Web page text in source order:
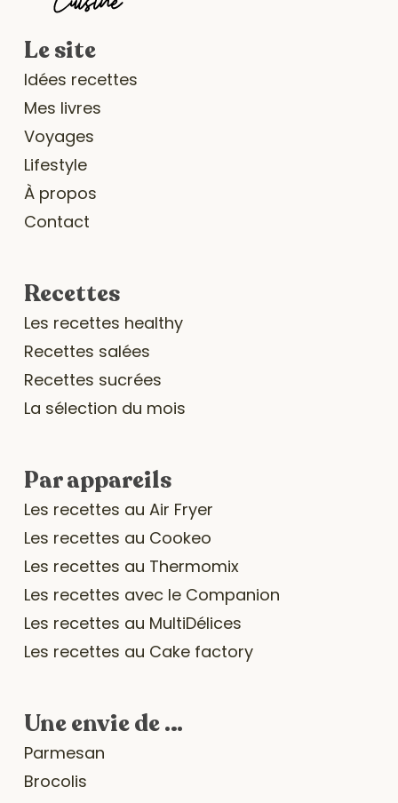
Le site
Idées recettes
Mes livres
Voyages
Lifestyle
À propos
Contact
Recettes
Les recettes healthy
Recettes salées
Recettes sucrées
La sélection du mois
Par appareils
Les recettes au Air Fryer
Les recettes au Cookeo
Les recettes au Thermomix
Les recettes avec le Companion
Les recettes au MultiDélices
Les recettes au Cake factory
Une envie de …
Parmesan
Brocolis